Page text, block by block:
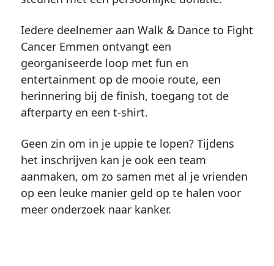
Iedere deelnemer aan Walk & Dance to Fight
Cancer Emmen ontvangt een
georganiseerde loop met fun en
entertainment op de mooie route, een
herinnering bij de finish, toegang tot de
afterparty en een t-shirt.
Geen zin om in je uppie te lopen? Tijdens
het inschrijven kan je ook een team
aanmaken, om zo samen met al je vrienden
op een leuke manier geld op te halen voor
meer onderzoek naar kanker.